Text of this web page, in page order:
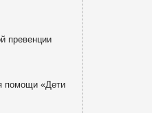
превенции
помощи «Дети